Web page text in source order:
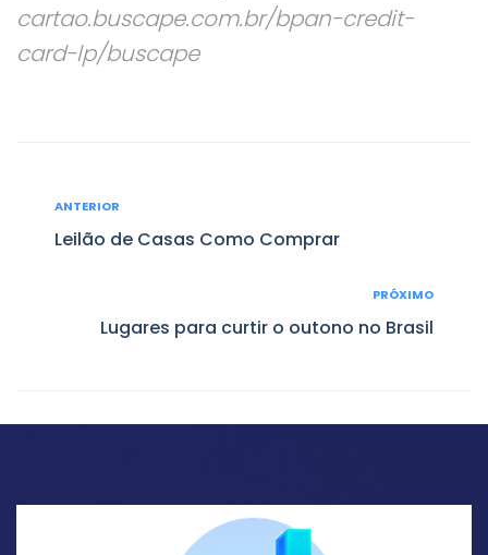
cartao.buscape.com.br/bpan-credit-
card-lp/buscape
Navegação
Anterior
ANTERIOR
Leilão de Casas Como Comprar
PRÓXIMO
Lugares para curtir o outono no Brasil